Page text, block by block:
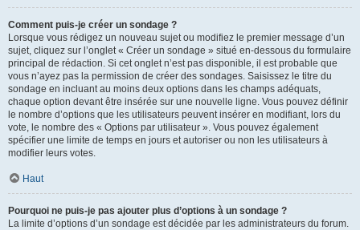
Comment puis-je créer un sondage ?
Lorsque vous rédigez un nouveau sujet ou modifiez le premier message d’un
sujet, cliquez sur l’onglet « Créer un sondage » situé en-dessous du formulaire
principal de rédaction. Si cet onglet n’est pas disponible, il est probable que
vous n’ayez pas la permission de créer des sondages. Saisissez le titre du
sondage en incluant au moins deux options dans les champs adéquats,
chaque option devant être insérée sur une nouvelle ligne. Vous pouvez définir
le nombre d’options que les utilisateurs peuvent insérer en modifiant, lors du
vote, le nombre des « Options par utilisateur ». Vous pouvez également
spécifier une limite de temps en jours et autoriser ou non les utilisateurs à
modifier leurs votes.
Haut
Pourquoi ne puis-je pas ajouter plus d’options à un sondage ?
La limite d’options d’un sondage est décidée par les administrateurs du forum.